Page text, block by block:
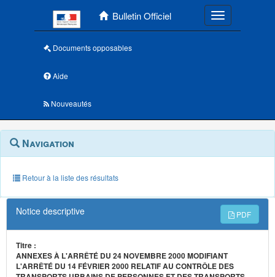
Bulletin Officiel Toggle
Documents opposables
Aide
Nouveautés
Navigation
outils
annexes
Menu
contextuel
Navigation
Retour à la liste des résultats
Notice descriptive PDF
Titre :
ANNEXES À L'ARRÊTÉ DU 24 NOVEMBRE 2000 MODIFIANT
L'ARRÊTÉ DU 14 FÉVRIER 2000 RELATIF AU CONTRÔLE DES